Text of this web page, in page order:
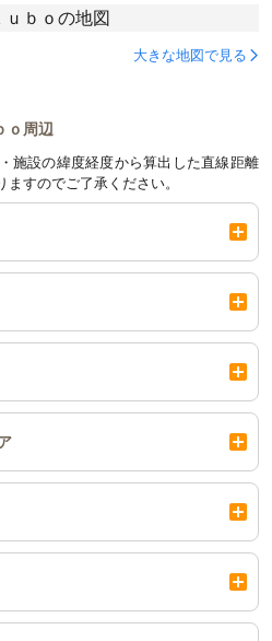
大きな地図で見る
ｏ周辺
施設の緯度経度から算出した直線距離
すのでご了承ください。